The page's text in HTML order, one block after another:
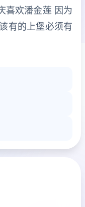
喜欢潘金莲 因为
有的上堡必须有